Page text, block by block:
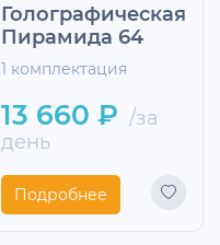
Голографическая
Пирамида 64
1 комплектация
13 660 ₽ /за
день
Подробнее